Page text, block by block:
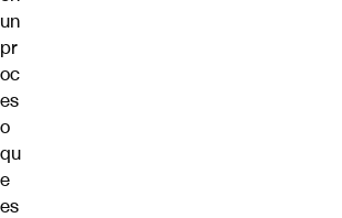
un
pr
oc
es
o
qu
e
es